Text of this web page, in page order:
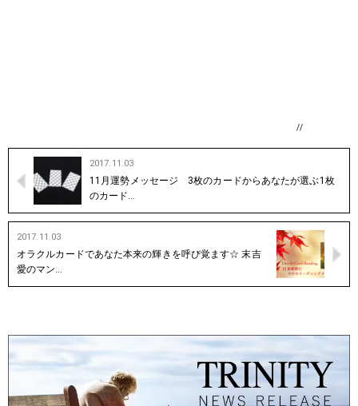
//
2017.11.03
11月運勢メッセージ 3枚のカードからあなたが選ぶ1枚
のカード…
2017.11.03
オラクルカードであなた本来の輝きを呼び覚ます☆ 末吉
愛のマン…